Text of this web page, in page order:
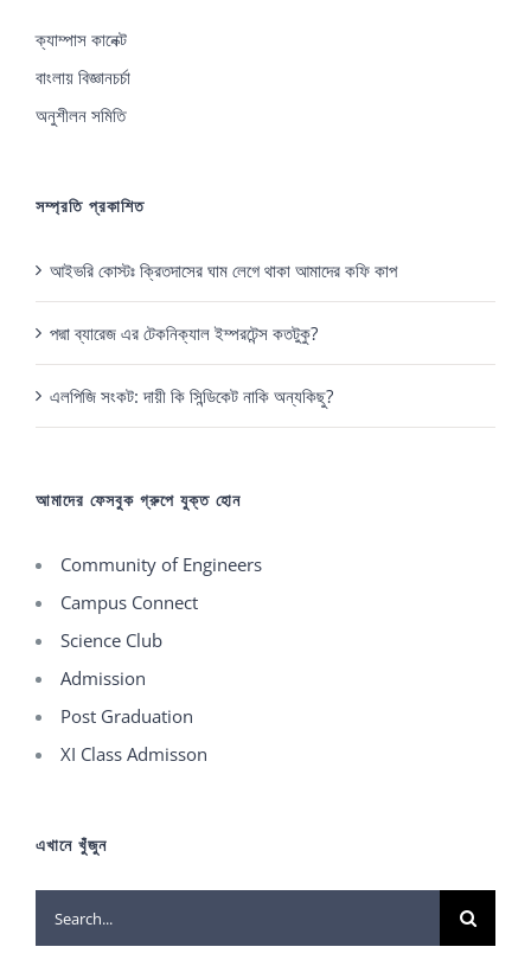
ক্যাম্পাস কানেক্ট
বাংলায় বিজ্ঞানচর্চা
অনুশীলন সমিতি
সম্প্রতি প্রকাশিত
আইভরি কোস্টঃ ক্রিতদাসের ঘাম লেগে থাকা আমাদের কফি কাপ
পদ্মা ব্যারেজ এর টেকনিক্যাল ইম্পরটেন্স কতটুকু?
এলপিজি সংকট: দায়ী কি সিন্ডিকেট নাকি অন্যকিছু?
আমাদের ফেসবুক গ্রুপে যুক্ত হোন
Community of Engineers
Campus Connect
Science Club
Admission
Post Graduation
XI Class Admisson
এখানে খুঁজুন
Search
for: